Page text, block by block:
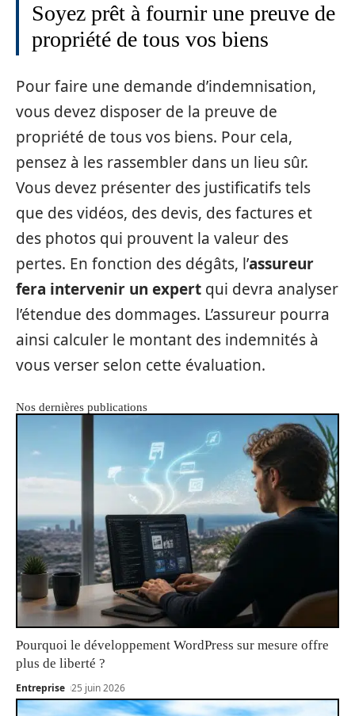
Soyez prêt à fournir une preuve de
propriété de tous vos biens
Pour faire une demande d’indemnisation,
vous devez disposer de la preuve de
propriété de tous vos biens. Pour cela,
pensez à les rassembler dans un lieu sûr.
Vous devez présenter des justificatifs tels
que des vidéos, des devis, des factures et
des photos qui prouvent la valeur des
pertes. En fonction des dégâts, l’assureur
fera intervenir un expert qui devra analyser
l’étendue des dommages. L’assureur pourra
ainsi calculer le montant des indemnités à
vous verser selon cette évaluation.
Nos dernières publications
Pourquoi le développement WordPress sur mesure offre
plus de liberté ?
Entreprise 25 juin 2026